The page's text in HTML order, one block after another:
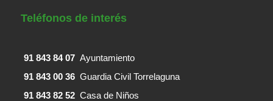
Teléfonos de interés
91 843 84 07 Ayuntamiento
91 843 00 36 Guardia Civil Torrelaguna
91 843 82 52 Casa de Niños